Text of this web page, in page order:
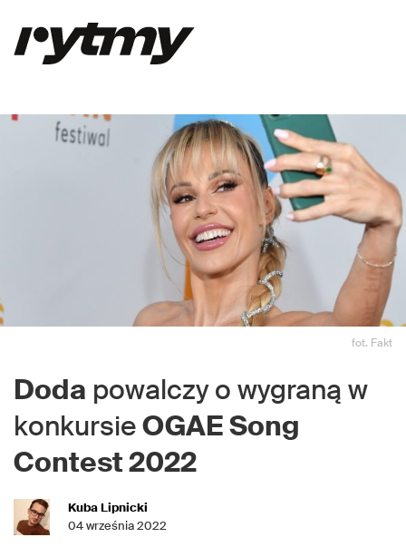
fot. Fakt
Doda powalczy o wygraną w
konkursieOGAE Song
Contest 2022
Kuba Lipnicki
04 września 2022